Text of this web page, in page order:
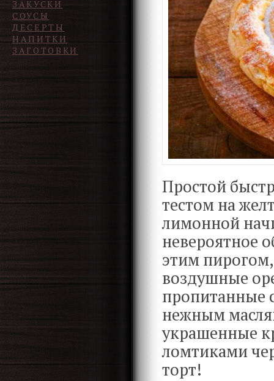
ЗАКУСКИ
СОУСЫ
ДЕСЕРТЫ
НАПИТКИ
ЗАГОТОВКИ
Простой
тестом на
лимонной
невероятное
этим
воздушные
пропитанные
нежным
украшенные
ломтиками
торт!